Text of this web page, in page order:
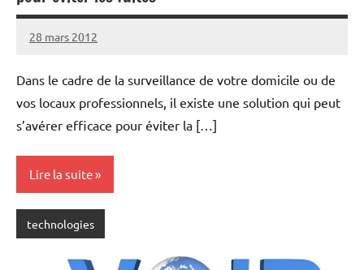
28 mars 2012
rédaction
Dans le cadre de la surveillance de votre domicile ou de
vos locaux professionnels, il existe une solution qui peut
s’avérer efficace pour éviter la […]
Lire la suite
technologies